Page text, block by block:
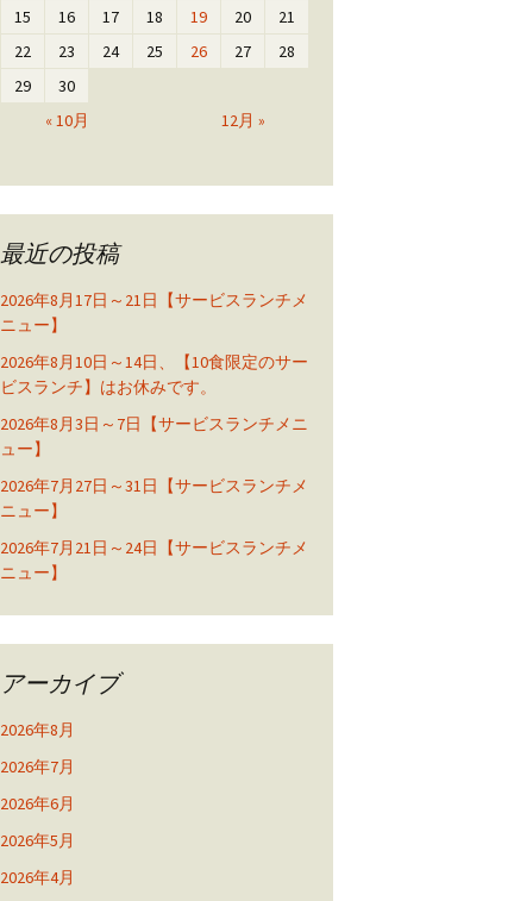
« 10月 12月 »
15
16 17 18 19 20
21
22
23 24 25 26 27
28
29
30
最近の投稿
2026年8月17日～21日【サービスランチメ
ニュー】
2026年8月10日～14日、【10食限定のサー
ビスランチ】はお休みです。
2026年8月3日～7日【サービスランチメニ
ュー】
2026年7月27日～31日【サービスランチメ
ニュー】
2026年7月21日～24日【サービスランチメ
ニュー】
アーカイブ
2026年8月
2026年7月
2026年6月
2026年5月
2026年4月